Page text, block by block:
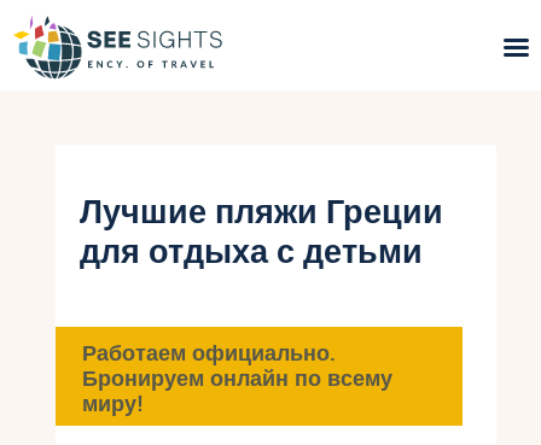
Горящие туры
Типы Туров
Инфо
Блог
Лучшие пляжи Греции
для отдыха с детьми
Работаем официально.
Бронируем онлайн по всему
миру!